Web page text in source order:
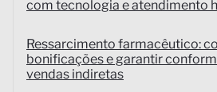
com tecnologia e atendimento
Ressarcimento farmacêutico:
bonificações e garantir
vendas indiretas